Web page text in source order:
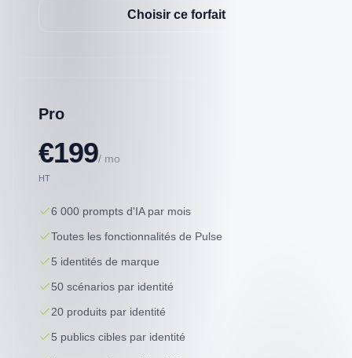
Choisir ce forfait
Pro
€199/ mo
HT
6 000 prompts d'IA par mois
Toutes les fonctionnalités de Pulse
5 identités de marque
50 scénarios par identité
20 produits par identité
5 publics cibles par identité